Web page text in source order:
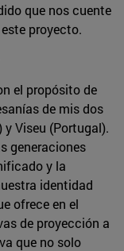
que nos cuente
proyecto.
el propósito de
de mis dos
y Viseu (Portugal).
generaciones
y la
identidad
ofrece en el
de proyección a
que no solo